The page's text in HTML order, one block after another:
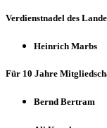
Verdienstnadel des
Heinrich Marbs
Für 10 Jahre
Bernd Bertram